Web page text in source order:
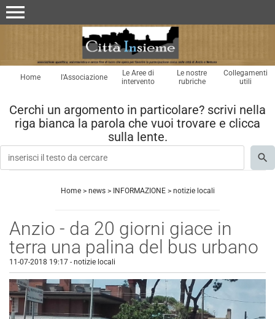
menu
Home l'Associazione
Le Aree di
intervento
Le nostre
rubriche
Collegamenti
utili
Cerchi un argomento in particolare? scrivi nella
riga bianca la parola che vuoi trovare e clicca
sulla lente.
Home> news> INFORMAZIONE> notizie locali
Anzio - da 20 giorni giace in
terra una palina del bus urbano
11-07-2018 19:17 - notizie locali